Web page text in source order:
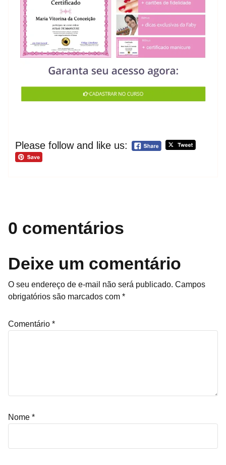
Please follow and like us:
0 comentários
Deixe um comentário
O seu endereço de e-mail não será publicado. Campos
obrigatórios são marcados com *
Comentário *
Nome *